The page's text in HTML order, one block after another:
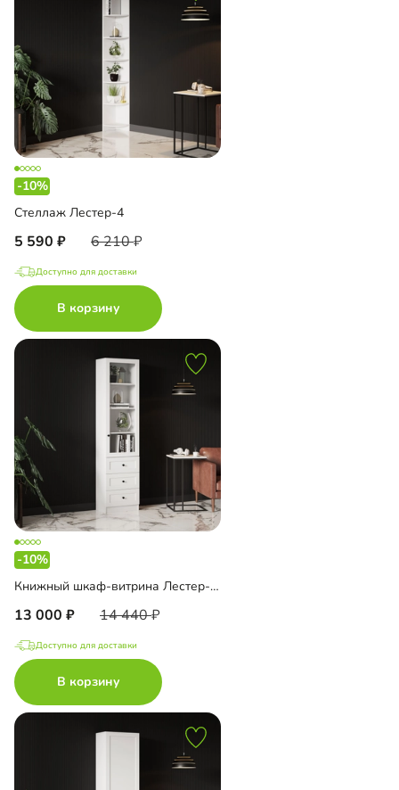
-10%
Стеллаж Лестер-4
5 590 6 210
Доступно для доставки
В корзину
-10%
Книжный шкаф-витрина Лестер-5 с ящиками
13 000 14 440
Доступно для доставки
В корзину